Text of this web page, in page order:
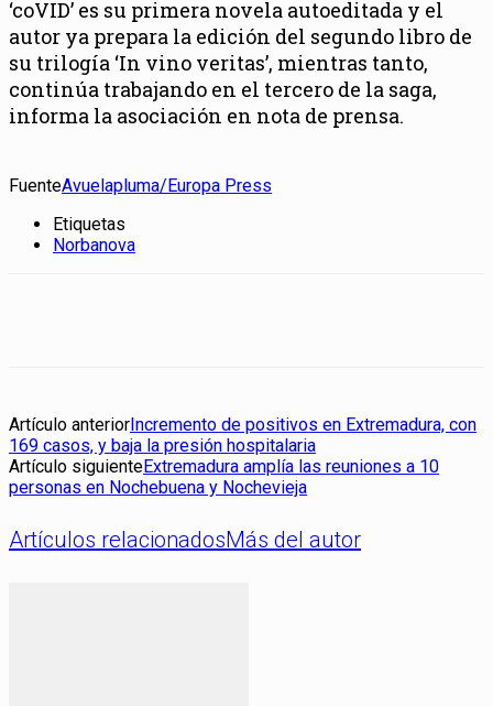
‘coVID’ es su primera novela autoeditada y el
autor ya prepara la edición del segundo libro de
su trilogía ‘In vino veritas’, mientras tanto,
continúa trabajando en el tercero de la saga,
informa la asociación en nota de prensa.
FuenteAvuelapluma/Europa Press
Etiquetas
Norbanova
Artículo anteriorIncremento de positivos en Extremadura, con
169 casos, y baja la presión hospitalaria
Artículo siguienteExtremadura amplía las reuniones a 10
personas en Nochebuena y Nochevieja
Artículos relacionadosMás del autor